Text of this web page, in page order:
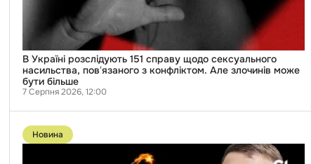
конфліктом.
злочинів
може
бути
більше
В Україні розслідують 151 справу щодо сексуального
насильства, повʼязаного з конфліктом. Але злочинів може
бути більше
7 Серпня 2026, 12:00
Перейти
публікації
Новина